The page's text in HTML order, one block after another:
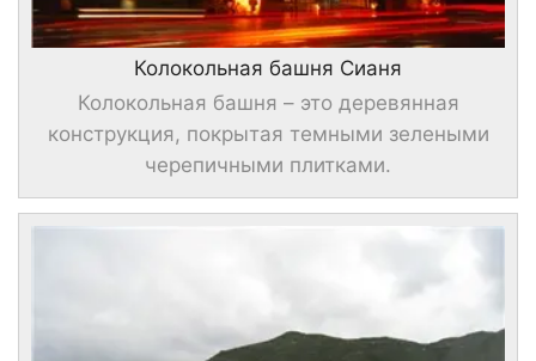
Колокольная башня Сианя
Колокольная башня – это деревянная
конструкция, покрытая темными зелеными
черепичными плитками.